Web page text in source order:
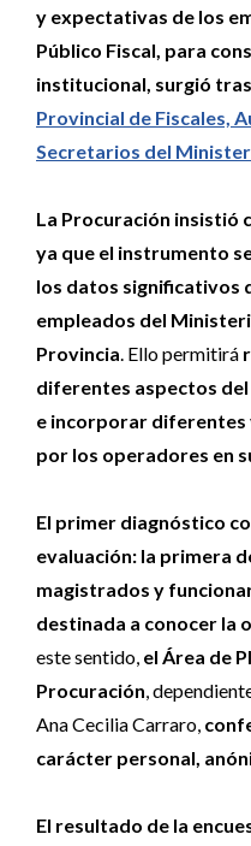
y expectativas de los
Público Fiscal, para
institucional, surgió
Provincial de Fiscales,
Secretarios del
La Procuración insistió
ya que el instrumento
los datos significativos
empleados del
Provincia. Ello permitirá
diferentes aspectos
e incorporar
por los operadores en
El primer diagnóstico
evaluación: la primera
magistrados y
destinada a conocer la
este sentido, el Área de
Procuración,
Ana Cecilia Carraro,
carácter personal,
El resultado de la